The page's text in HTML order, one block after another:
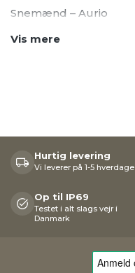
Snemænd – Aurio
Vis mere
Hurtig levering
Vi leverer på 1-5 hverdage
Op til IP69
Testet i alt slags vejr i
Danmark